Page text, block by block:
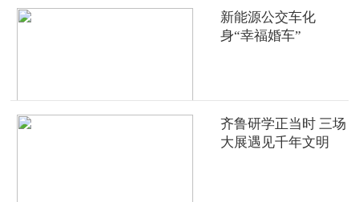
新能源公交车化
身“幸福婚车”
齐鲁研学正当时 三场
大展遇见千年文明